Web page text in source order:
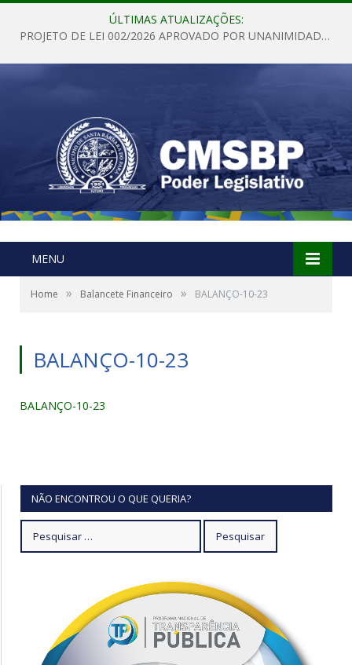
ÚLTIMAS ATUALIZAÇÕES:
PROJETO DE LEI 002/2026 APROVADO POR UNANIMIDADE EM SESSÃO ORDINÁRIA NESTA QUINTA – FEIRA 28 DE MAIO DE 2026
MENU
Home » Balancete Financeiro » BALANÇO-10-23
BALANÇO-10-23
BALANÇO-10-23
NÃO ENCONTROU O QUE QUERIA?